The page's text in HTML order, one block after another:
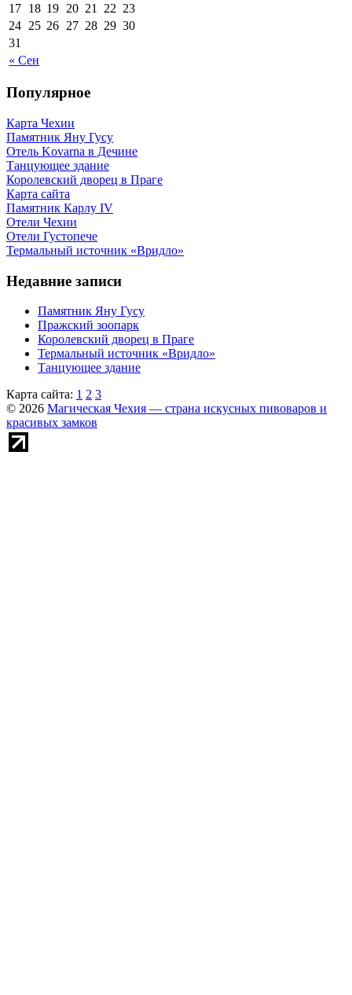
« Сен
17 18 19 20 21 22 23
24 25 26 27 28 29 30
31
Популярное
Карта Чехии
Памятник Яну Гусу
Отель Kovarna в Дечине
Танцующее здание
Королевский дворец в Праге
Карта сайта
Памятник Карлу IV
Отели Чехии
Отели Густопече
Термальный источник «Вридло»
Недавние записи
Памятник Яну Гусу
Пражский зоопарк
Королевский дворец в Праге
Термальный источник «Вридло»
Танцующее здание
Карта сайта: 1 2 3
© 2026 Магическая Чехия — страна искусных пивоваров и
красивых замков